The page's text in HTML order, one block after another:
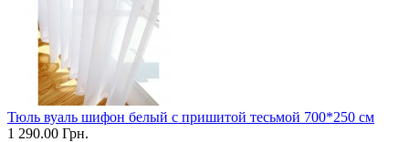
Тюль вуаль шифон белый с пришитой тесьмой 700*250 см
1 290.00 Грн.